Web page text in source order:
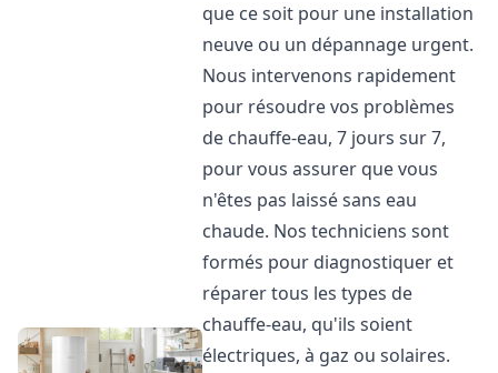
que ce soit pour une installation
neuve ou un dépannage urgent.
Nous intervenons rapidement
pour résoudre vos problèmes
de chauffe-eau, 7 jours sur 7,
pour vous assurer que vous
n'êtes pas laissé sans eau
chaude. Nos techniciens sont
formés pour diagnostiquer et
réparer tous les types de
chauffe-eau, qu'ils soient
électriques, à gaz ou solaires.